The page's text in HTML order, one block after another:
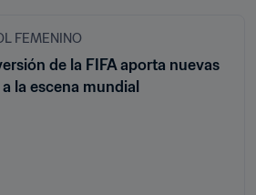
FEMENINO
de la FIFA aporta nuevas
la escena mundial